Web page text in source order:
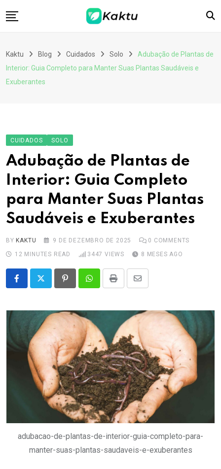
to
Contato
Download App
Kaktu Blog Cuidados Solo
Adubação de Plantas de
Interior: Guia Completo para Manter Suas Plantas Saudáveis e
Exuberantes
CUIDADOS SOLO
Adubação de Plantas de
Interior: Guia Completo
para Manter Suas Plantas
Saudáveis e Exuberantes
BY KAKTU 9 DE DEZEMBRO DE 2025 0 COMMENTS
12 MINUTES READ
3447 VIEWS 8 MESES AGO
PinterestWhatsappPrint
Share
Email
adubacao-de-plantas-de-interior-guia-completo-para-
manter-suas-plantas-saudaveis-e-exuberantes